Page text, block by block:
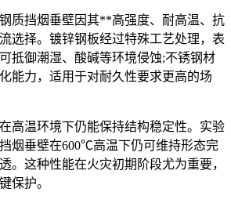
挡烟垂壁因其**高强度、耐高温、抗
选择。镀锌钢板经过特殊工艺处理，表
抵御潮湿、酸碱等环境侵蚀;不锈钢材
能力，适用于对耐久性要求更高的场
温环境下仍能保持结构稳定性。实验
烟垂壁在600℃高温下仍可维持形态完
。这种性能在火灾初期阶段尤为重要，
保护。